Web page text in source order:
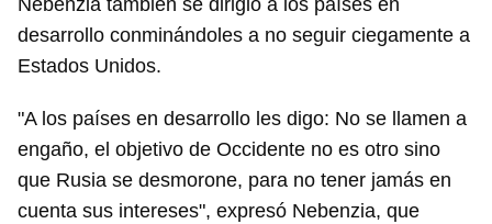
Para poder guardar como favorito, primero has de
iniciar sesión con tu cuenta de 14ymedio.
INICIAR SESIÓN CANCELAR
Nebenzia también se dirigió a los países en
desarrollo conminándoles a no seguir ciegamente a
Estados Unidos.
"A los países en desarrollo les digo: No se llamen a
engaño, el objetivo de Occidente no es otro sino
que Rusia se desmorone, para no tener jamás en
cuenta sus intereses", expresó Nebenzia, que